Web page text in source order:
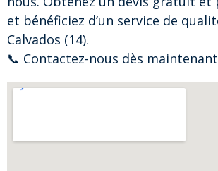
et bénéficiez d’un service de
Calvados (14).
📞 Contactez-nous dès